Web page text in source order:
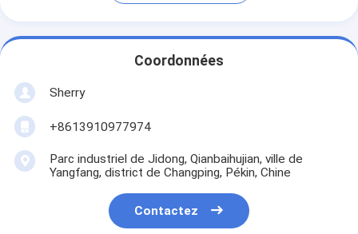
Coordonnées
Sherry
+8613910977974
Parc industriel de Jidong, Qianbaihujian, ville de
Yangfang, district de Changping, Pékin, Chine
Contactez